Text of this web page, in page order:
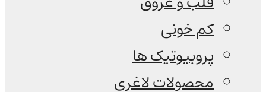
کم خونی
پروبیوتیک ها
محصولات لاغری